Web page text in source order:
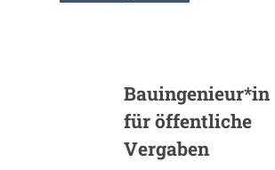
t
e
t
Bauingenieur*in
für öffentliche
Vergaben